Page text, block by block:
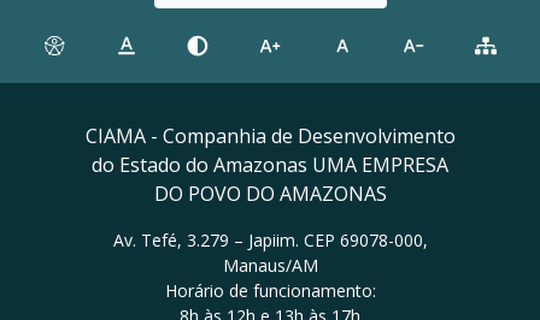
CIAMA - Companhia de Desenvolvimento
do Estado do Amazonas UMA EMPRESA
DO POVO DO AMAZONAS
Av. Tefé, 3.279 – Japiim. CEP 69078-000,
Manaus/AM
Horário de funcionamento: